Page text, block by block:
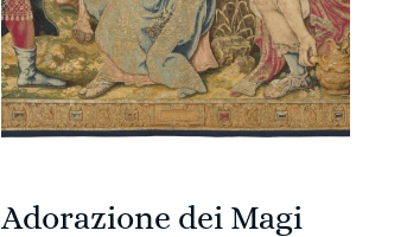
Adorazione dei Magi